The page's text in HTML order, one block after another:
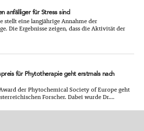
anfälliger für Stress sind
stellt eine langjährige Annahme der
Die Ergebnisse zeigen, dass die Aktivität der
für Phytotherapie geht erstmals nach
der Phytochemical Society of Europe geht
Forscher. Dabei wurde Dr....